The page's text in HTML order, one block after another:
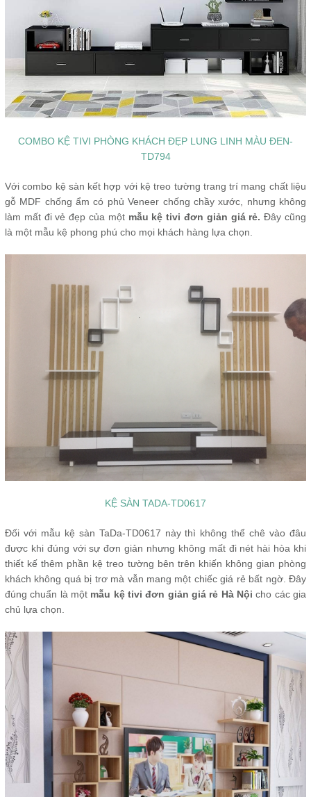
COMBO KỆ TIVI PHÒNG KHÁCH ĐẸP LUNG LINH MÀU ĐEN-
TD794
Với combo kệ sàn kết hợp với kệ treo tường trang trí mang chất liệu
gỗ MDF chống ẩm có phủ Veneer chống chầy xước, nhưng không
làm mất đi vẻ đẹp của một mẫu kệ tivi đơn giản giá rẻ.Đây cũng
là một mẫu kệ phong phú cho mọi khách hàng lựa chọn.
KỆ SÀN TADA-TD0617
Đối với mẫu kệ sàn TaDa-TD0617 này thì không thể chê vào đâu
được khi đúng với sự đơn giản nhưng không mất đi nét hài hòa khi
thiết kế thêm phần kệ treo tường bên trên khiến không gian phòng
khách không quá bị trơ mà vẫn mang một chiếc giá rẻ bất ngờ. Đây
đúng chuẩn là một mẫu kệ tivi đơn giản giá rẻ Hà Nội cho các gia
chủ lựa chọn.